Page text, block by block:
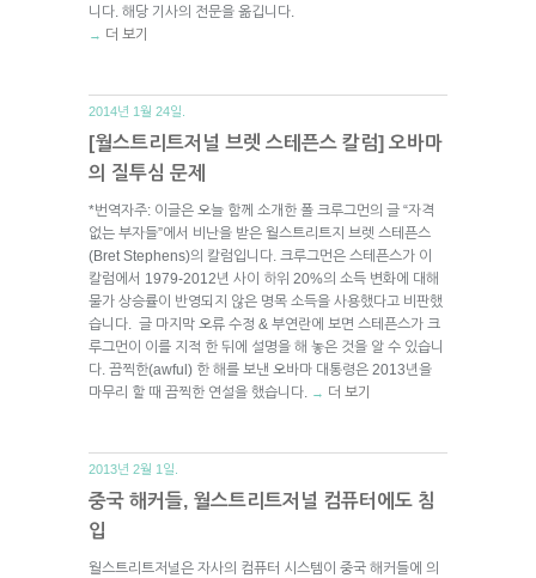
니다. 해당 기사의 전문을 옮깁니다.
→ 더 보기
2014년 1월 24일.
[월스트리트저널 브렛 스테픈스 칼럼] 오바마
의 질투심 문제
*번역자주: 이글은 오늘 함께 소개한 폴 크루그먼의 글 “자격
없는 부자들”에서 비난을 받은 월스트리트지 브렛 스테픈스
(Bret Stephens)의 칼럼입니다. 크루그먼은 스테픈스가 이
칼럼에서 1979-2012년 사이 하위 20%의 소득 변화에 대해
물가 상승률이 반영되지 않은 명목 소득을 사용했다고 비판했
습니다. 글 마지막 오류 수정 & 부연란에 보면 스테픈스가 크
루그먼이 이를 지적 한 뒤에 설명을 해 놓은 것을 알 수 있습니
다. 끔찍한(awful) 한 해를 보낸 오바마 대통령은 2013년을
마무리 할 때 끔찍한 연설을 했습니다.
→ 더 보기
2013년 2월 1일.
중국 해커들, 월스트리트저널 컴퓨터에도 침
입
월스트리트저널은 자사의 컴퓨터 시스템이 중국 해커들에 의